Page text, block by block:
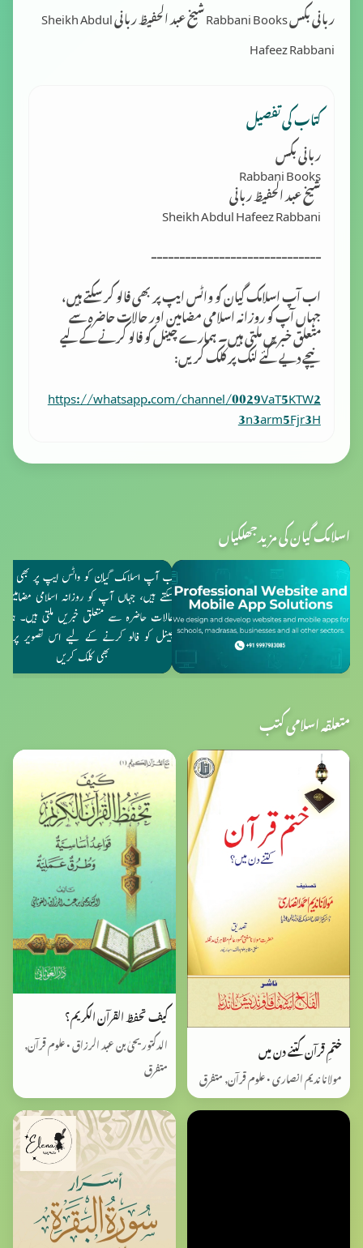
ربانی بکس Rabbani Books شیخ عبد الحفیظ ربانی Sheikh Abdul
Hafeez Rabbani
کتاب کی تفصیل
ربانی بکس
Rabbani Books
شیخ عبد الحفیظ ربانی
Sheikh Abdul Hafeez Rabbani
------------------------------
اب آپ اسلامک گِیان کو واٹس ایپ پر بھی فالو کر سکتے ہیں،
جہاں آپ کو روزانہ اسلامی مضامین اور حالات حاضرہ سے
متعلق خبریں ملتی ہیں۔ ہمارے چینل کو فالو کرنے کے لیے
نیچے دیے گئے لنک پر کلک کریں:
https://whatsapp.com/channel/0029VaT5KTW2
3n3arm5Fjr3H
اسلامک گیان کی مزید جھلکیاں
متعلقہ اسلامی کتب
ختمِ قرآن کتنے دن میں
مولانا ندیم انصاری • علوم قرآن, متفرق
كيف تحفظ القرآن الكريم؟
الدکتور یحیٰ بن عبد الرزاق • علوم قرآن,
متفرق